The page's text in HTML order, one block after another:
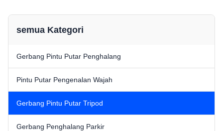
semua Kategori
Gerbang Pintu Putar Penghalang
Pintu Putar Pengenalan Wajah
Gerbang Pintu Putar Tripod
Gerbang Penghalang Parkir